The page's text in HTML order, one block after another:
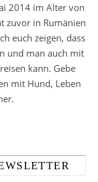
2014 im Alter von
zuvor in Rumänien
euch zeigen, dass
und man auch mit
kann. Gebe
mit Hund, Leben